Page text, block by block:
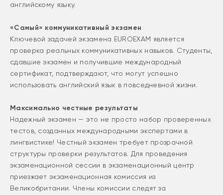
английскому языку.
«Cамый» коммуникативный экзамен
Ключевой задачей экзамена EUROEXAM является
проверка реальных коммуникативных навыков. Студенты,
сдавшие экзамен и получившие международный
сертификат, подтверждают, что могут успешно
использовать английский язык в повседневной жизни.
Максимально честные результаты
Надежный экзамен — это не просто набор проверенных
тестов, созданных международными экспертами в
лингвистике! Честный экзамен требует прозрачной
структуры проверки результатов. Для проведения
экзаменационной сессии в экзаменационный центр
приезжает экзаменационная комиссия из
Великобритании. Члены комиссии следят за